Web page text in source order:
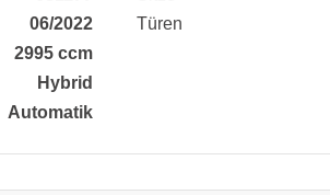
06/2022
2995 ccm
Hybrid
Automatik
Türen